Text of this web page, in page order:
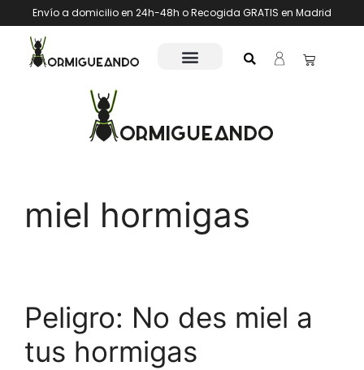
Envío a domicilio en 24h-48h o Recogida GRATIS en Madrid
miel hormigas
Peligro: No des miel a
tus hormigas